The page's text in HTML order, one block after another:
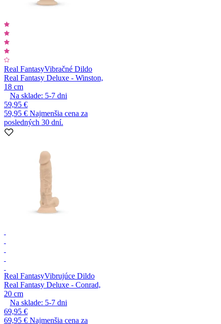
Real FantasyVibračné Dildo
Real Fantasy Deluxe - Winston,
18 cm
Na sklade: 5-7 dni
59,95 €
59,95 € Najmenšia cena za
posledných 30 dní.
Real FantasyVibrujúce Dildo
Real Fantasy Deluxe - Conrad,
20 cm
Na sklade: 5-7 dni
69,95 €
69,95 € Najmenšia cena za